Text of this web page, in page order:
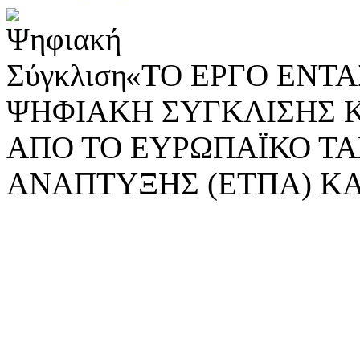
«ΤΟ ΕΡΓΟ
ΨΗΦΙΑΚΗ ΣΥΓΚΛΙΣΗΣ
ΑΠΟ ΤΟ ΕΥΡΩΠΑΪΚΟ
ΑΝΑΠΤΥΞΗΣ (ΕΤΠΑ)